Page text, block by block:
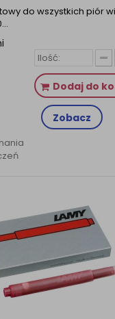
do wszystkich piór
Dodaj do
Zobacz